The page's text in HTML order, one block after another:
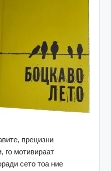
прецизни
го мотивираат
сето тоа ние